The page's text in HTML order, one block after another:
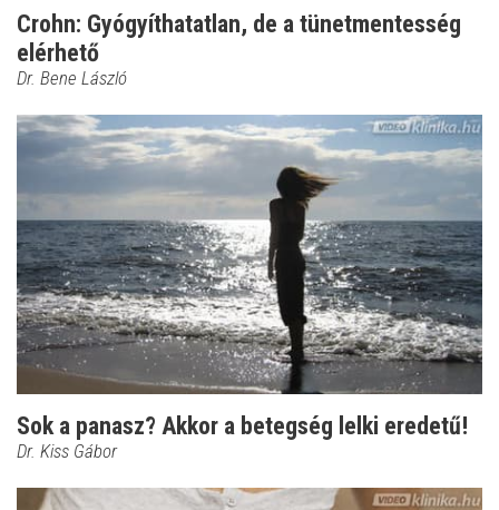
Crohn: Gyógyíthatatlan, de a tünetmentesség
elérhető
Dr. Bene László
Sok a panasz? Akkor a betegség lelki eredetű!
Dr. Kiss Gábor